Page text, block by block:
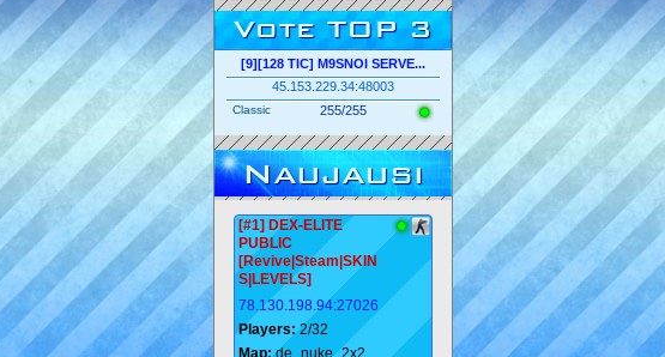
Vote TOP 3
[9][128 TIC] M9SNOI SERVE...
45.153.229.34:48003
Classic 255/255
Naujausi